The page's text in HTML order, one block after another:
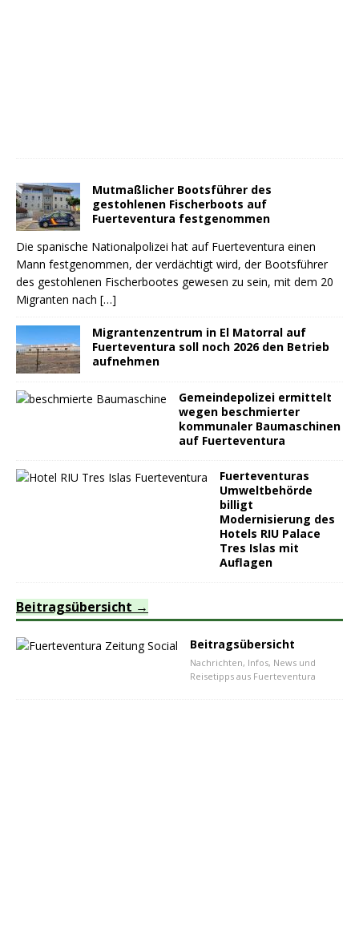
Mutmaßlicher Bootsführer des
gestohlenen Fischerboots auf
Fuerteventura festgenommen
Die spanische Nationalpolizei hat auf Fuerteventura einen
Mann festgenommen, der verdächtigt wird, der Bootsführer
des gestohlenen Fischerbootes gewesen zu sein, mit dem 20
Migranten nach […]
Migrantenzentrum in El Matorral auf
Fuerteventura soll noch 2026 den Betrieb
aufnehmen
Gemeindepolizei ermittelt
wegen beschmierter
kommunaler Baumaschinen
auf Fuerteventura
Fuerteventuras
Umweltbehörde
billigt
Modernisierung des
Hotels RIU Palace
Tres Islas mit
Auflagen
Beitragsübersicht
Beitragsübersicht
Nachrichten, Infos, News und
Reisetipps aus Fuerteventura